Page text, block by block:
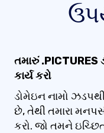
તમારું .PICTURES
કાર્ય કરો
ડોમેઇન નામો
છે, તેથી તમારા
કરો. જો તમને